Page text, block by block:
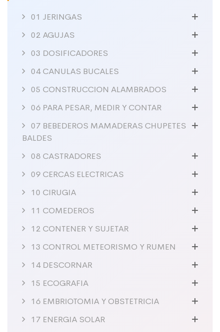
01 JERINGAS
02 AGUJAS
03 DOSIFICADORES
04 CANULAS BUCALES
05 CONSTRUCCION ALAMBRADOS
06 PARA PESAR, MEDIR Y CONTAR
07 BEBEDEROS MAMADERAS CHUPETES
BALDES
08 CASTRADORES
09 CERCAS ELECTRICAS
10 CIRUGIA
11 COMEDEROS
12 CONTENER Y SUJETAR
13 CONTROL METEORISMO Y RUMEN
14 DESCORNAR
15 ECOGRAFIA
16 EMBRIOTOMIA Y OBSTETRICIA
17 ENERGIA SOLAR